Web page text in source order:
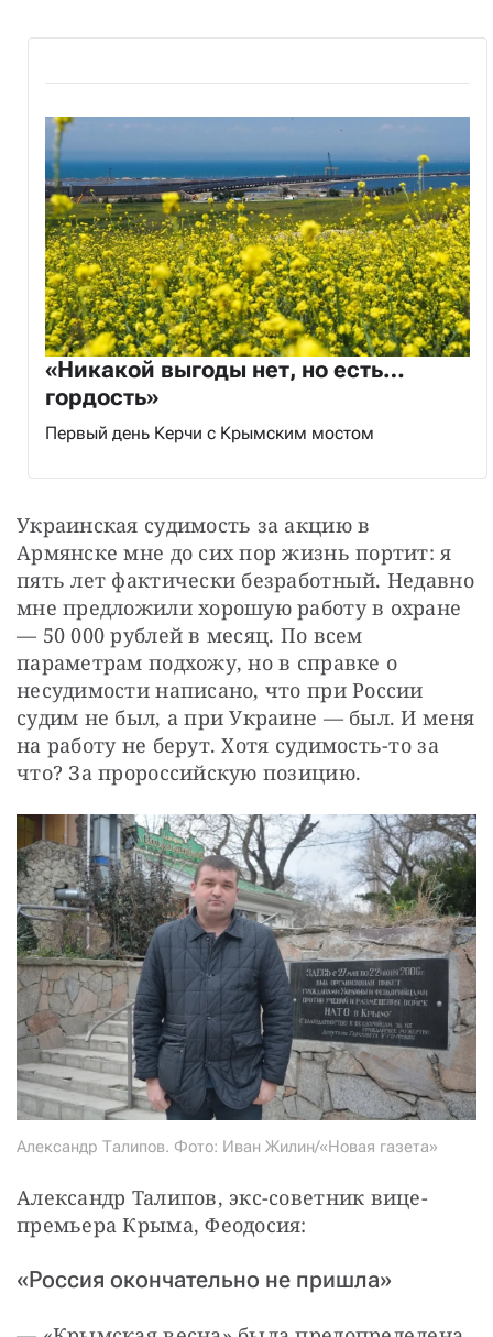
«Никакой выгоды нет, но есть…
гордость»
Первый день Керчи с Крымским мостом
Украинская судимость за акцию в
Армянске мне до сих пор жизнь портит: я
пять лет фактически безработный. Недавно
мне предложили хорошую работу в охране
— 50 000 рублей в месяц. По всем
параметрам подхожу, но в справке о
несудимости написано, что при России
судим не был, а при Украине — был. И меня
на работу не берут. Хотя судимость-то за
что? За пророссийскую позицию.
Александр Талипов. Фото: Иван Жилин/«Новая газета»
Александр Талипов, экс-советник вице-
премьера Крыма, Феодосия:
«Россия окончательно не пришла»